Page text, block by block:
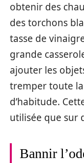
obtenir des
des torchons
tasse de
grande
ajouter les
tremper toute
d’habitude.
utilisée que sur
Bannir